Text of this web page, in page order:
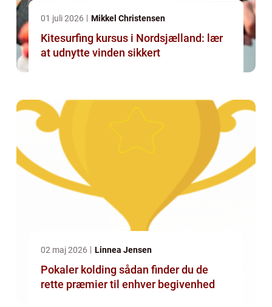
01 juli 2026 Mikkel Christensen
Kitesurfing kursus i Nordsjælland: lær
at udnytte vinden sikkert
02 maj 2026 Linnea Jensen
Pokaler kolding sådan finder du de
rette præmier til enhver begivenhed